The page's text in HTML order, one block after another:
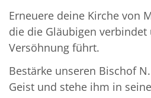
Erneuere deine Kirche von
die die Gläubigen verbindet
Versöhnung führt.
Bestärke unseren Bischof
Geist und stehe ihm in